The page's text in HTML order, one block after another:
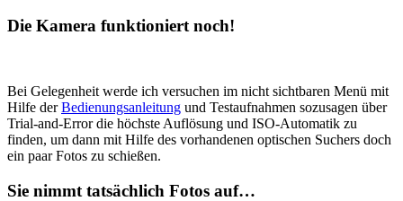
Die Kamera funktioniert noch!
Bei Gelegenheit werde ich versuchen im nicht sichtbaren Menü mit
Hilfe derBedienungsanleitung und Testaufnahmen sozusagen über
Trial-and-Error die höchste Auflösung und ISO-Automatik zu
finden, um dann mit Hilfe des vorhandenen optischen Suchers doch
ein paar Fotos zu schießen.
Sie nimmt tatsächlich Fotos auf…